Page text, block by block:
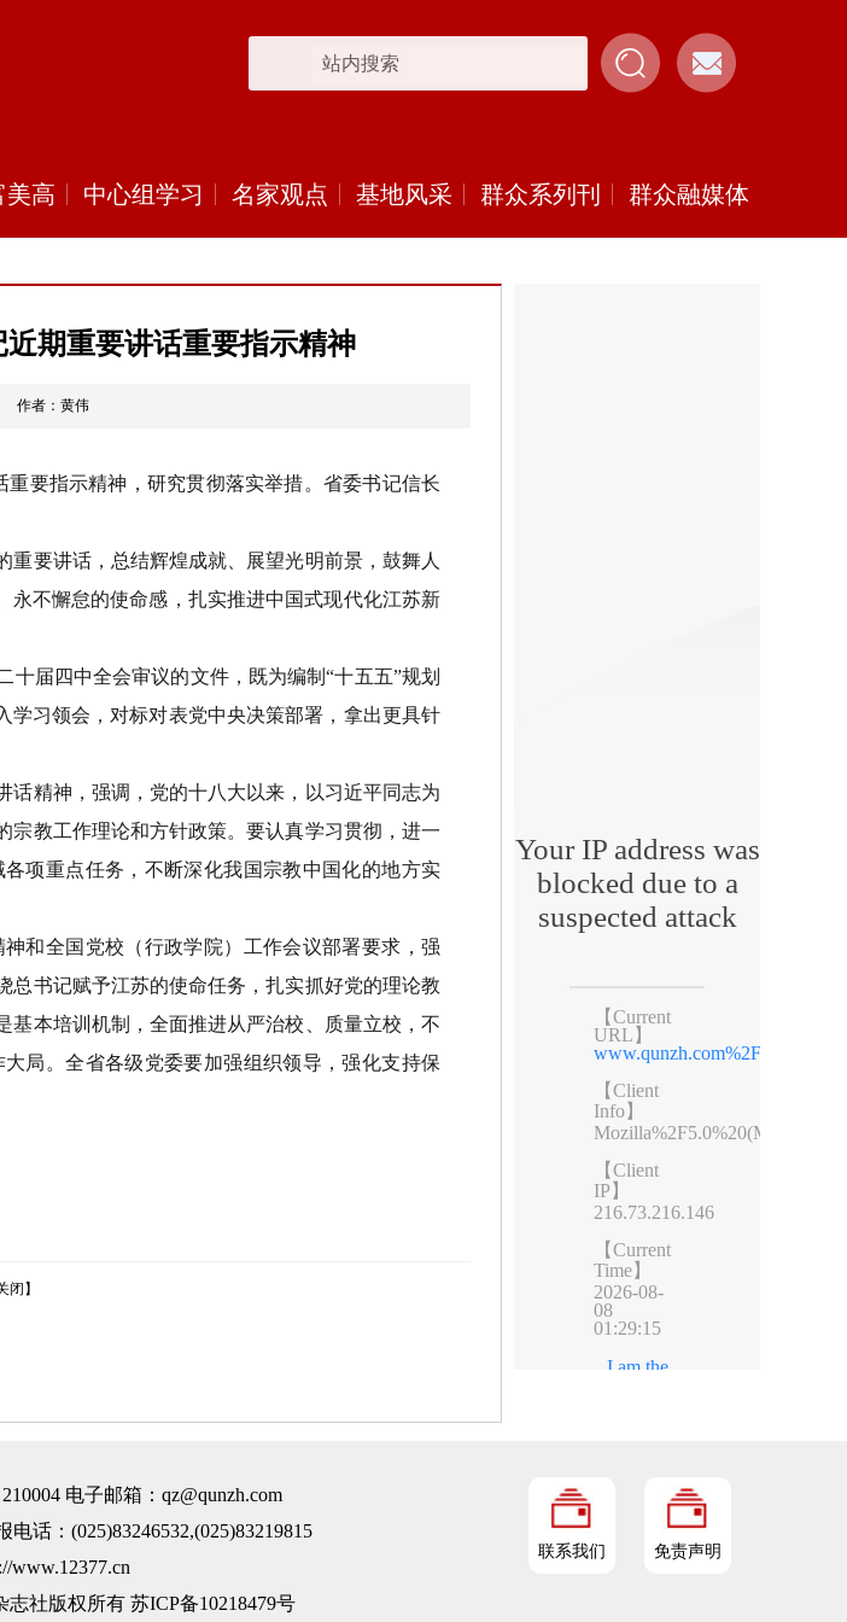
美高 中心组学习 名家观点 基地风采 群众系列刊 群众融媒体
期重要讲话重要指示精神
作者：黄伟
要指示精神，研究贯彻落实举措。省委书记信长
要讲话，总结辉煌成就、展望光明前景，鼓舞人
永不懈怠的使命感，扎实推进中国式现代化江苏新
届四中全会审议的文件，既为编制“十五五”规划
学习领会，对标对表党中央决策部署，拿出更具针
精神，强调，党的十八大以来，以习近平同志为
教工作理论和方针政策。要认真学习贯彻，进一
项重点任务，不断深化我国宗教中国化的地方实
全国党校（行政学院）工作会议部署要求，强
书记赋予江苏的使命任务，扎实抓好党的理论教
本培训机制，全面推进从严治校、质量立校，不
局。全省各级党委要加强组织领导，强化支持保
闭】
电子邮箱：qz@qunzh.com
话：(025)83246532,(025)83219815
www.12377.cn
志社版权所有 苏ICP备10218479号
联系我们 免责声明